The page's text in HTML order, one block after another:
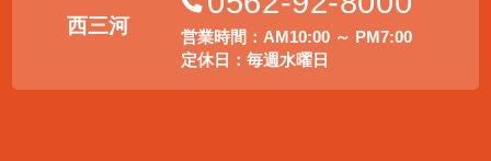
西三河
営業時間：AM10:00 ～ PM7:00
定休日：毎週水曜日